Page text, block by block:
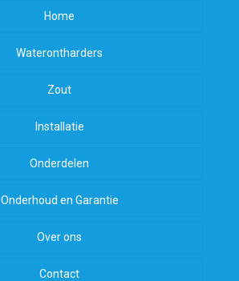
Home
Waterontharders
Zout
Installatie
Onderdelen
Onderhoud en Garantie
Over ons
Contact